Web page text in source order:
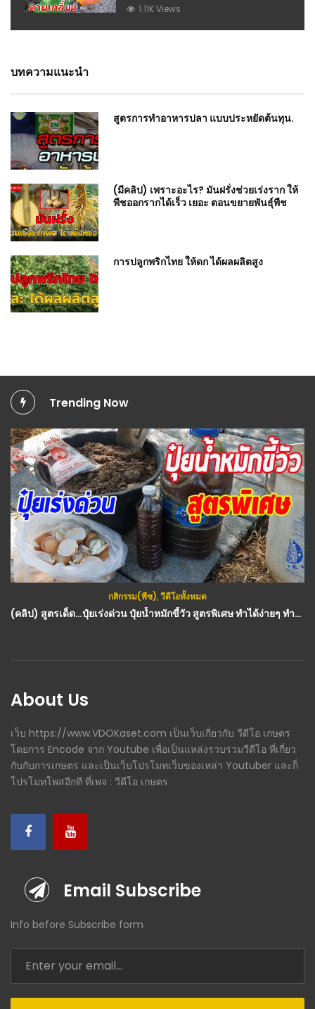
1.11K Views
บทความแนะนำ
สูตรการทำอาหารปลา แบบประหยัดต้นทุน.
(มีคลิป) เพราะอะไร? มันฝรั่งช่วยเร่งราก ให้
พืชออกรากได้เร็ว เยอะ ตอนขยายพันธุ์พืช
การปลูกพริกไทย ให้ดก ได้ผลผลิตสูง
Trending Now
กสิกรรม(พืช),วีดีโอทั้งหมด
(คลิป) สูตรเด็ด…ปุ๋ยเร่งด่วน ปุ๋ยน้ำหมักขี้วัว สูตรพิเศษ ทำได้ง่ายๆ ทำปุ๋ยไว้ใช้เอง
About Us
เว็บ https://www.VDOKaset.com เป็นเว็บเกี่ยวกับ วีดีโอ เกษตร
โดยการ Encode จาก Youtube เพื่อเป็นแหล่งรวบรวมวีดีโอ ที่เกี่ยว
กับกับการเกษตร และเป็นเว็บโปรโมทเว็บของเหล่า Youtuber และก็
โปรโมทโพสอีกที ที่เพจ : วีดีโอ เกษตร
Email Subscribe
Info before Subscribe form